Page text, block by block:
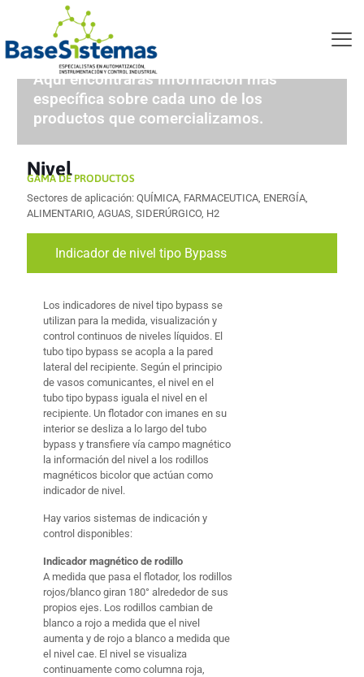
Productos nivel
Aquí encontrarás información más
específica sobre cada uno de los
productos que comercializamos.
Nivel
GAMA DE PRODUCTOS
Sectores de aplicación: QUÍMICA, FARMACEUTICA, ENERGÍA,
ALIMENTARIO, AGUAS, SIDERÚRGICO, H2
Indicador de nivel tipo Bypass
Los indicadores de nivel tipo bypass se
utilizan para la medida, visualización y
control continuos de niveles líquidos. El
tubo tipo bypass se acopla a la pared
lateral del recipiente. Según el principio
de vasos comunicantes, el nivel en el
tubo tipo bypass iguala el nivel en el
recipiente. Un flotador con imanes en su
interior se desliza a lo largo del tubo
bypass y transfiere vía campo magnético
la información del nivel a los rodillos
magnéticos bicolor que actúan como
indicador de nivel.
Hay varios sistemas de indicación y
control disponibles:
Indicador magnético de rodillo
A medida que pasa el flotador, los rodillos
rojos/blanco giran 180° alrededor de sus
propios ejes. Los rodillos cambian de
blanco a rojo a medida que el nivel
aumenta y de rojo a blanco a medida que
el nivel cae. El nivel se visualiza
continuamente como columna roja,